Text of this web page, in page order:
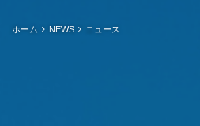
ホーム NEWS ニュース